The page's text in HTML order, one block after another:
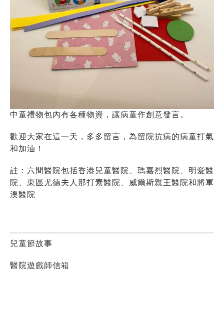
中童禮物包內有各種物資，讓病童作創意發言。
歡迎大家在這一天，多多留言，為留院抗病的病童打氣
和加油！
註：六間醫院包括香港兒童醫院、瑪嘉烈醫院、明愛醫
院、東區尤德夫人那打素醫院、威爾斯親王醫院和將軍
澳醫院
兒童節故事
醫院遊戲師信箱